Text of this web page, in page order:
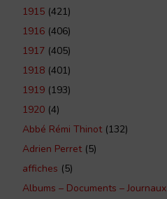
1915 (421)
1916 (406)
1917 (405)
1918 (401)
1919 (193)
1920 (4)
Abbé Rémi Thinot(132)
Adrien Perret(5)
affiches (5)
Albums – Documents – Journaux